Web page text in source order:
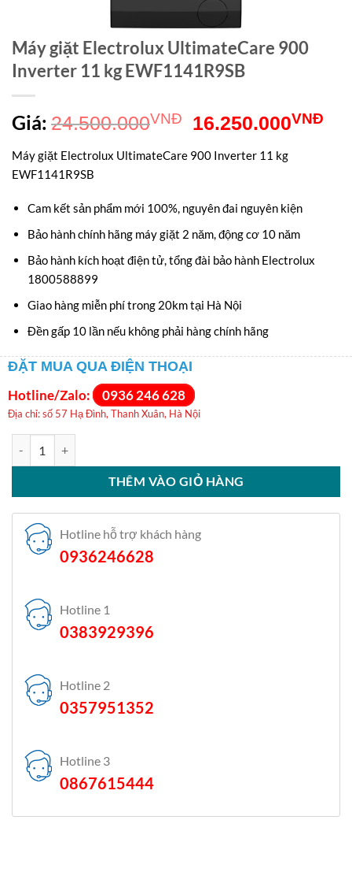
Máy giặt Electrolux UltimateCare 900
Inverter 11 kg EWF1141R9SB
Giá: 24.500.000VNĐ
Giá
gốc
16.250.000VNĐGiá
Máy giặt Electrolux UltimateCare 900 Inverter 11 kg
EWF1141R9SB
Cam kết sản phẩm mới 100%, nguyên đai nguyên kiện
Bảo hành chính hãng máy giặt 2 năm, động cơ 10 năm
Bảo hành kích hoạt điện tử, tổng đài bảo hành Electrolux
1800588899
Giao hàng miễn phí trong 20km tại Hà Nội
Đền gấp 10 lần nếu không phải hàng chính hãng
ĐẶT MUA QUA ĐIỆN THOẠI
Hotline/Zalo: 0936 246 628
Địa chỉ: số 57 Hạ Đình, Thanh Xuân, Hà Nội
THÊM VÀO GIỎ HÀNG
Hotline hỗ trợ khách hàng
0936246628
Hotline 1
0383929396
Hotline 2
0357951352
Hotline 3
0867615444